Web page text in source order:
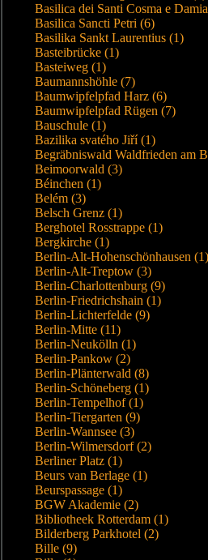
Basilica dei Santi Cosma e
Basilica Sancti Petri (6)
Basilika Sankt Laurentius (1)
Basteibrücke (1)
Basteiweg (1)
Baumannshöhle (7)
Baumwipfelpfad Harz (6)
Baumwipfelpfad Rügen (7)
Bauschule (1)
Bazilika svatého Jiří (1)
Begräbniswald Waldfrieden am
Beimoorwald (3)
Béinchen (1)
Belém (3)
Belsch Grenz (1)
Berghotel Rosstrappe (1)
Bergkirche (1)
Berlin-Alt-Hohenschönhausen (1)
Berlin-Alt-Treptow (3)
Berlin-Charlottenburg (9)
Berlin-Friedrichshain (1)
Berlin-Lichterfelde (9)
Berlin-Mitte (11)
Berlin-Neukölln (1)
Berlin-Pankow (2)
Berlin-Plänterwald (8)
Berlin-Schöneberg (1)
Berlin-Tempelhof (1)
Berlin-Tiergarten (9)
Berlin-Wannsee (3)
Berlin-Wilmersdorf (2)
Berliner Platz (1)
Beurs van Berlage (1)
Beurspassage (1)
BGW Akademie (2)
Bibliotheek Rotterdam (1)
Bilderberg Parkhotel (2)
Bille (9)